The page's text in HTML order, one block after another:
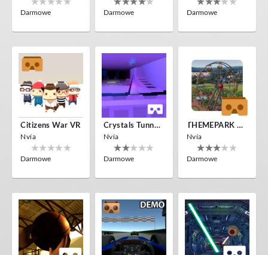
Darmowe Darmowe Darmowe
Citizens War VR
Nvía
Darmowe
Crystals Tunnel VR
Nvía
Darmowe
THEMEPARK VR
Nvía
Darmowe